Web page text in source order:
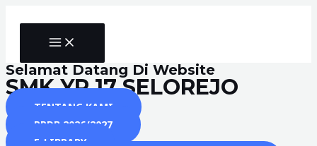
MAIN
MENU
Selamat Datang Di Website
SMK YP 17 SELOREJO
TENTANG KAMI
PPDB 2026/2027
E-LIBRARY